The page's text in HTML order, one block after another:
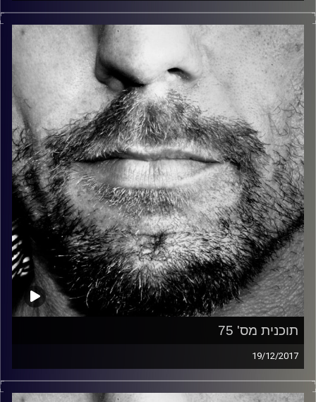
זיפים, מוזיקה מחוספסת של הופעות חיות. הרבה ג'אם, רוק,
בלוז, bluegrass, ג'אז, Fאנק, פרוגרסיב ואפילו אלקטרוניקה.
כל מה שחי, אמיתי ונושם.
עם שמוליק רגב.
קרדיט תמונות: David Goehring
תוכנית מס' 75
19/12/2017
זיפים, מוזיקה מחוספסת של הופעות חיות. הרבה ג'אם, רוק,
בלוז, bluegrass, ג'אז, Fאנק, פרוגרסיב ואפילו אלקטרוניקה.